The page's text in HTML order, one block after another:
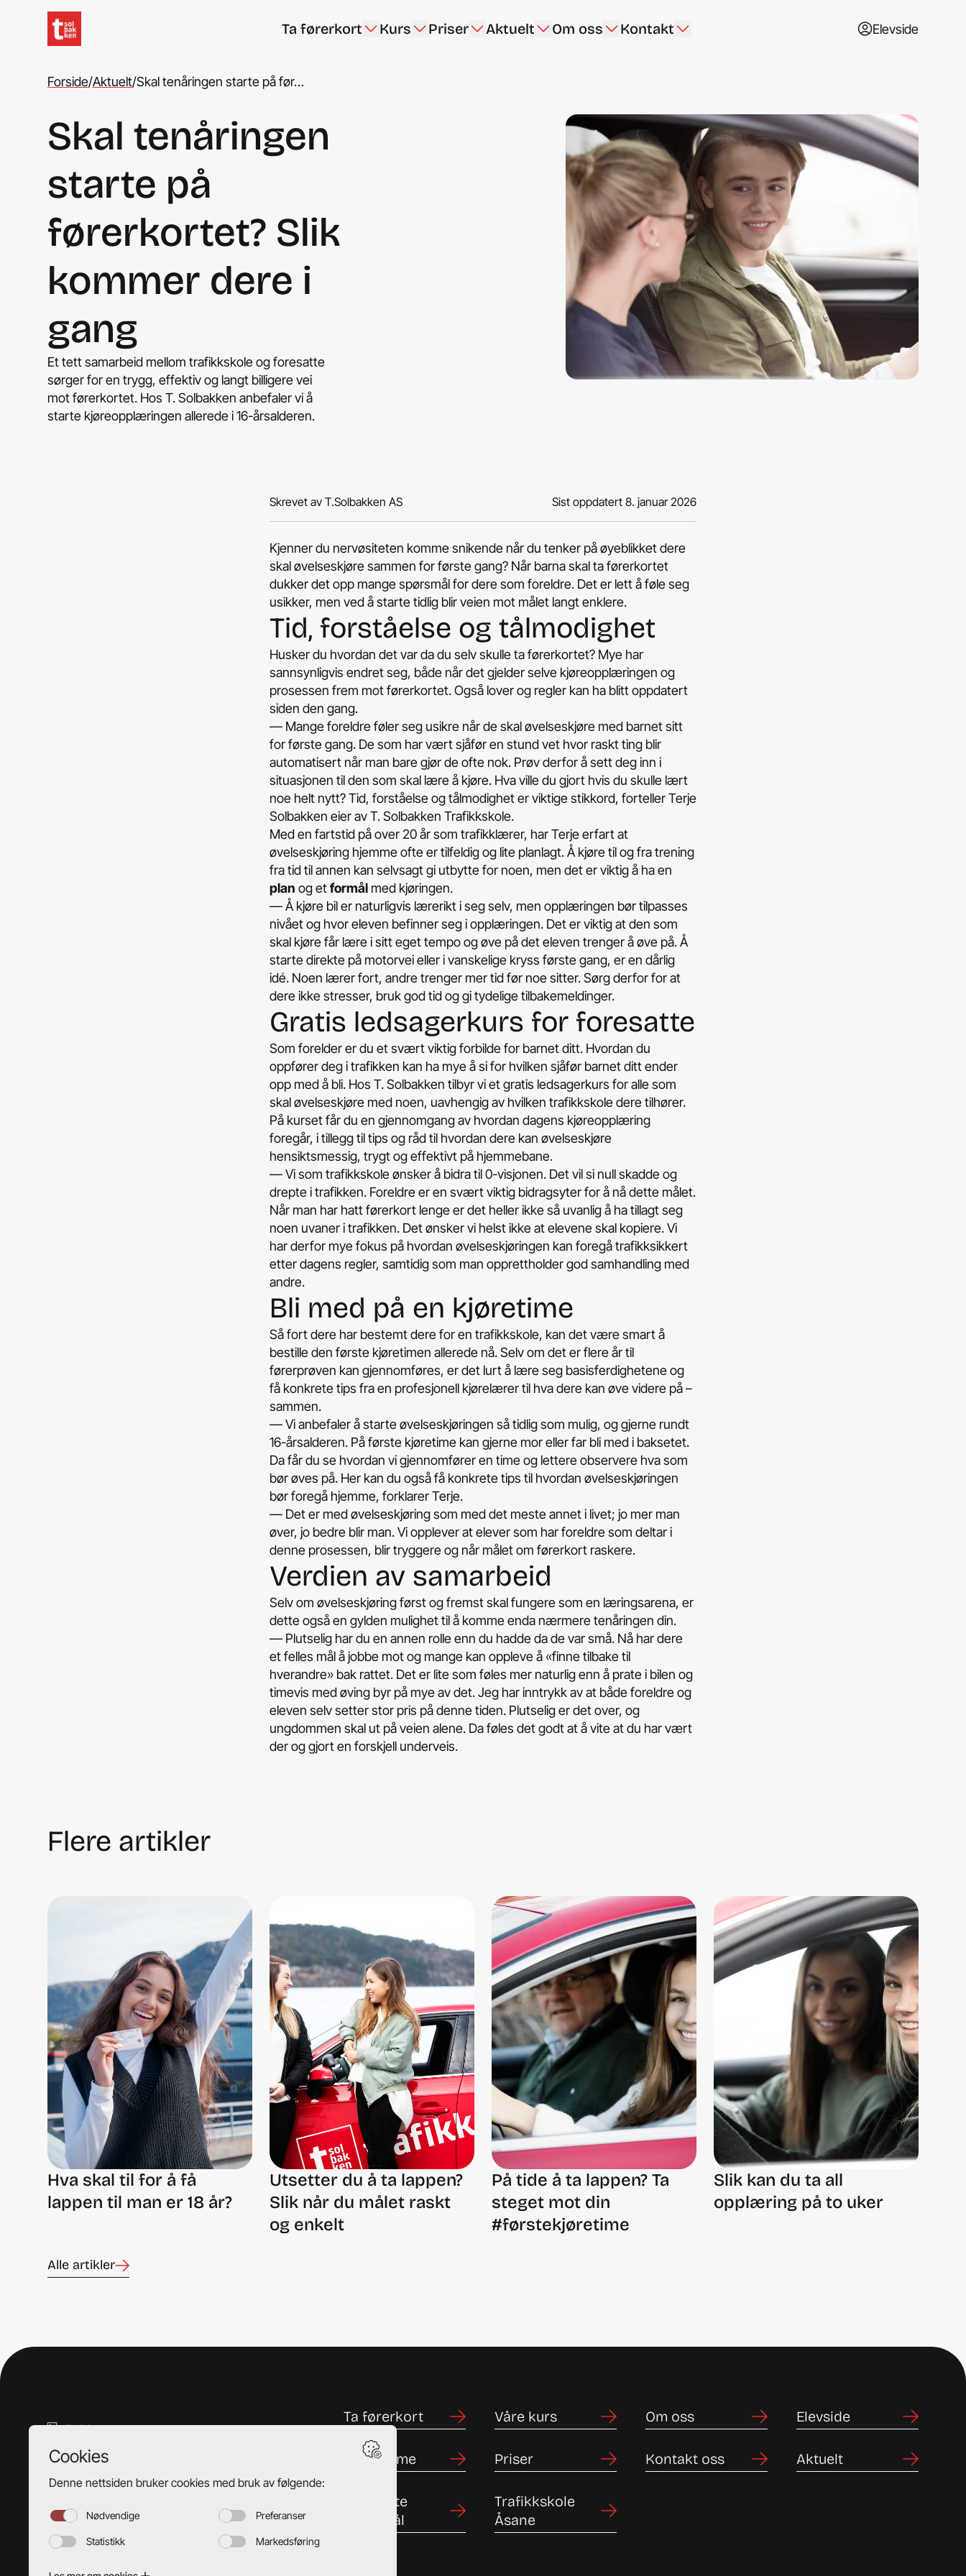
Ta førerkort Kurs Priser Aktuelt Om oss Kontakt Elevside
Forside/Aktuelt/Skal tenåringen starte på før…
Skal tenåringen
starte på
førerkortet? Slik
kommer dere i
gang
Et tett samarbeid mellom trafikkskole og foresatte
sørger for en trygg, effektiv og langt billigere vei
mot førerkortet. Hos T. Solbakken anbefaler vi å
starte kjøreopplæringen allerede i 16-årsalderen.
Skrevet av T.Solbakken AS Sist oppdatert8. januar 2026
Kjenner du nervøsiteten komme snikende når du tenker på øyeblikket dere
skal øvelseskjøre sammen for første gang? Når barna skal ta førerkortet
dukker det opp mange spørsmål for dere som foreldre. Det er lett å føle seg
usikker, men ved å starte tidlig blir veien mot målet langt enklere.
Tid, forståelse og tålmodighet
Husker du hvordan det var da du selv skulle ta førerkortet? Mye har
sannsynligvis endret seg, både når det gjelder selve kjøreopplæringen og
prosessen frem mot førerkortet. Også lover og regler kan ha blitt oppdatert
siden den gang.
­— Mange foreldre føler seg usikre når de skal øvelseskjøre med barnet sitt
for første gang. De som har vært sjåfør en stund vet hvor raskt ting blir
automatisert når man bare gjør de ofte nok. Prøv derfor å sett deg inn i
situasjonen til den som skal lære å kjøre. Hva ville du gjort hvis du skulle lært
noe helt nytt? Tid, forståelse og tålmodighet er viktige stikkord, forteller Terje
Solbakken eier av T. Solbakken Trafikkskole.
Med en fartstid på over 20 år som trafikklærer, har Terje erfart at
øvelseskjøring hjemme ofte er tilfeldig og lite planlagt. Å kjøre til og fra trening
fra tid til annen kan selvsagt gi utbytte for noen, men det er viktig å ha en
plan og etformålmed kjøringen.
­— Å kjøre bil er naturligvis lærerikt i seg selv, men opplæringen bør tilpasses
nivået og hvor eleven befinner seg i opplæringen. Det er viktig at den som
skal kjøre får lære i sitt eget tempo og øve på det eleven trenger å øve på. Å
starte direkte på motorvei eller i vanskelige kryss første gang, er en dårlig
idé. Noen lærer fort, andre trenger mer tid før noe sitter. Sørg derfor for at
dere ikke stresser, bruk god tid og gi tydelige tilbakemeldinger.
Gratis ledsagerkurs for foresatte
Som forelder er du et svært viktig forbilde for barnet ditt. Hvordan du
oppfører deg i trafikken kan ha mye å si for hvilken sjåfør barnet ditt ender
opp med å bli. Hos T. Solbakken tilbyr vi et gratis ledsagerkurs for alle som
skal øvelseskjøre med noen, uavhengig av hvilken trafikkskole dere tilhører.
På kurset får du en gjennomgang av hvordan dagens kjøreopplæring
foregår, i tillegg til tips og råd til hvordan dere kan øvelseskjøre
hensiktsmessig, trygt og effektivt på hjemmebane.
­— Vi som trafikkskole ønsker å bidra til 0-visjonen. Det vil si null skadde og
drepte i trafikken. Foreldre er en svært viktig bidragsyter for å nå dette målet.
Når man har hatt førerkort lenge er det heller ikke så uvanlig å ha tillagt seg
noen uvaner i trafikken. Det ønsker vi helst ikke at elevene skal kopiere. Vi
har derfor mye fokus på hvordan øvelseskjøringen kan foregå trafikksikkert
etter dagens regler, samtidig som man opprettholder god samhandling med
andre.
Bli med på en kjøretime
Så fort dere har bestemt dere for en trafikkskole, kan det være smart å
bestille den første kjøretimen allerede nå. Selv om det er flere år til
førerprøven kan gjennomføres, er det lurt å lære seg basisferdighetene og
få konkrete tips fra en profesjonell kjørelærer til hva dere kan øve videre på –
sammen.
­— Vi anbefaler å starte øvelseskjøringen så tidlig som mulig, og gjerne rundt
16-årsalderen. På første kjøretime kan gjerne mor eller far bli med i baksetet.
Da får du se hvordan vi gjennomfører en time og lettere observere hva som
bør øves på. Her kan du også få konkrete tips til hvordan øvelseskjøringen
bør foregå hjemme, forklarer Terje.
­— Det er med øvelseskjøring som med det meste annet i livet; jo mer man
øver, jo bedre blir man. Vi opplever at elever som har foreldre som deltar i
denne prosessen, blir tryggere og når målet om førerkort raskere.
Verdien av samarbeid
Selv om øvelseskjøring først og fremst skal fungere som en læringsarena, er
dette også en gylden mulighet til å komme enda nærmere tenåringen din.
­— Plutselig har du en annen rolle enn du hadde da de var små. Nå har dere
et felles mål å jobbe mot og mange kan oppleve å «finne tilbake til
hverandre» bak rattet. Det er lite som føles mer naturlig enn å prate i bilen og
timevis med øving byr på mye av det. Jeg har inntrykk av at både foreldre og
eleven selv setter stor pris på denne tiden. Plutselig er det over, og
ungdommen skal ut på veien alene. Da føles det godt at å vite at du har vært
der og gjort en forskjell underveis.
Flere artikler
Hva skal til for å få
lappen til man er 18 år?
Utsetter du å ta lappen?
Slik når du målet raskt
og enkelt
På tide å ta lappen? Ta
steget mot din
#førstekjøretime
Slik kan du ta all
opplæring på to uker
Alle artikler
Hesthaugvegen 18,5119 Ulset, Bergen
post@tsolbakken.no
Ta førerkort Våre kurs Om oss Elevside
Bestill time Priser Kontakt oss Aktuelt
Ofte stilte
spørsmål
Trafikkskole
Åsane